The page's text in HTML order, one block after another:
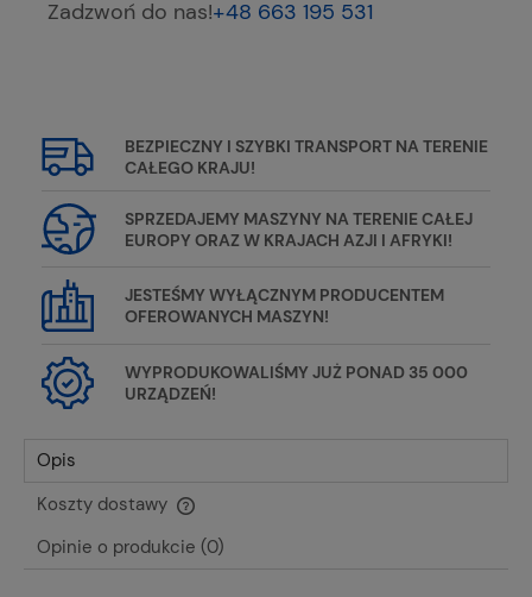
Zadzwoń do nas!+48 663 195 531
BEZPIECZNY I SZYBKI TRANSPORT NA TERENIE
CAŁEGO KRAJU!
SPRZEDAJEMY MASZYNY NA TERENIE CAŁEJ
EUROPY ORAZ W KRAJACH AZJI I AFRYKI!
JESTEŚMY WYŁĄCZNYM PRODUCENTEM
OFEROWANYCH MASZYN!
WYPRODUKOWALIŚMY JUŻ PONAD 35 000
URZĄDZEŃ!
Opis
Koszty dostawy
Cena nie zawiera ewentualnych kosztów płatności
Opinie o produkcie (0)